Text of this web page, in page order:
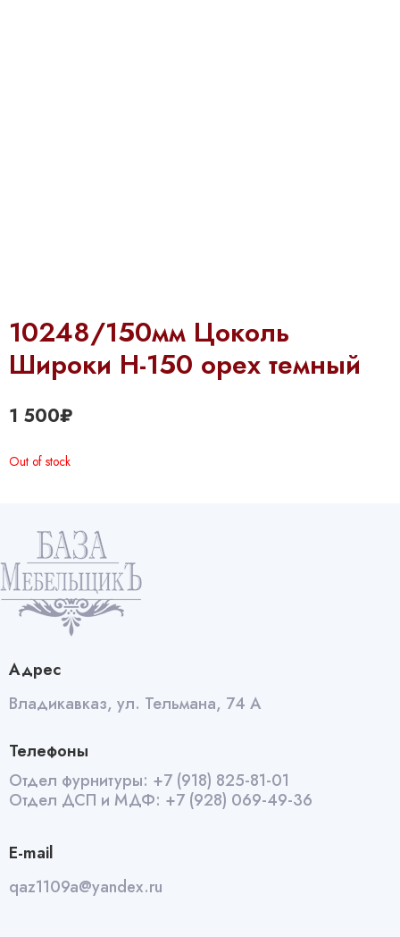
10248/150мм Цоколь
Широки Н-150 орех темный
1 500₽
Out of stock
Адрес
Владикавказ, ул. Тельмана, 74 А
Телефоны
Отдел фурнитуры: +7 (918) 825-81-01
Отдел ДСП и МДФ: +7 (928) 069-49-36
E-mail
qaz1109a@yandex.ru